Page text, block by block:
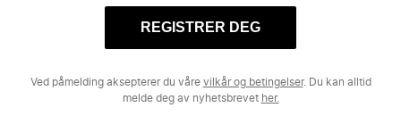
REGISTRER DEG
Ved påmelding aksepterer du våre vilkår og betingelser. Du kan alltid
melde deg av nyhetsbrevet her.